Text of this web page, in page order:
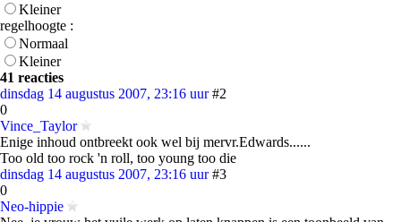
Kleiner
regelhoogte :
Normaal
Kleiner
41 reacties
dinsdag 14 augustus 2007, 23:16 uur #2
0
Vince_Taylor
Enige inhoud ontbreekt ook wel bij mervr.Edwards......
Too old too rock 'n roll, too young too die
dinsdag 14 augustus 2007, 23:16 uur #3
0
Neo-hippie